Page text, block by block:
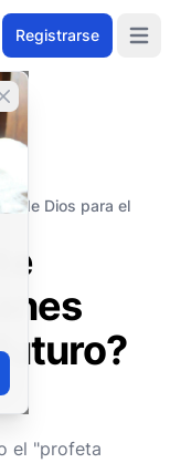
Registrarse
Cerrar banner
de Dios para el
el "profeta